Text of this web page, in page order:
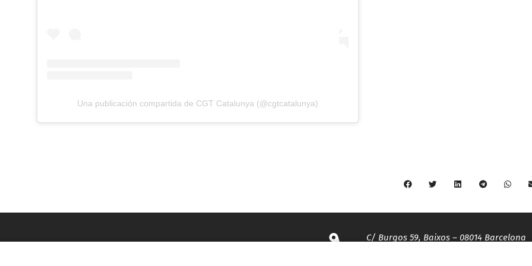
Una publicación compartida de CGT Catalunya (@cgtcatalunya)
C/ Burgos 59, Baixos – 08014 Barcelona